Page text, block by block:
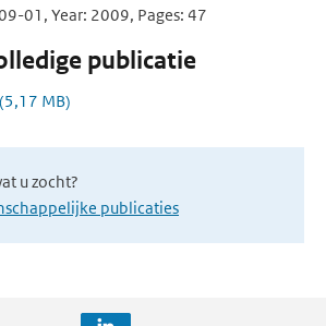
01, Year: 2009, Pages: 47
publicatie
MB)
u zocht?
publicaties